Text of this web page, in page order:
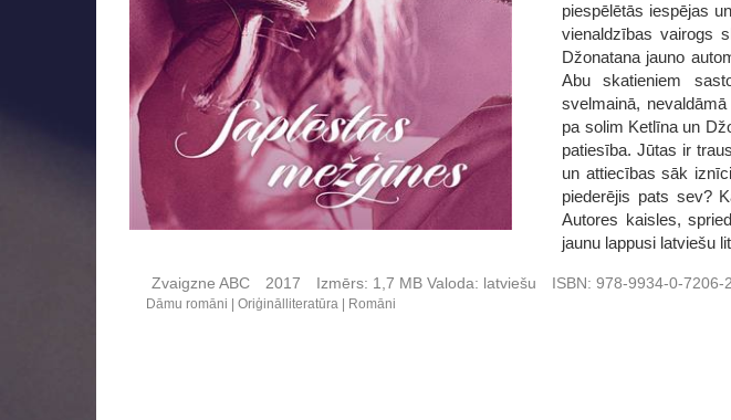
piespēlētās iespējas
vienaldzības vairogs
Džonatana jauno
Abu skatieniem
svelmainā,
pa solim Ketlīna un
patiesība. Jūtas ir
un attiecības sāk
piederējis pats sev?
Autores kaisles,
jaunu lappusi latviešu
Zvaigzne ABC 2017 Izmērs: 1,7 MB Valoda: latviešu ISBN: 978-9934-0-7206-2
Dāmu romāni Oriģinālliteratūra Romāni